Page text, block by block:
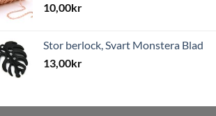
10,00kr
Stor berlock, Svart Monstera Blad
13,00kr